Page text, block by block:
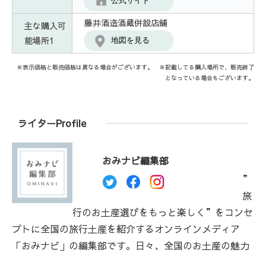
主な購入可
能場所1
藤井酒造酒蔵併設店舗
地図を見る
※表示価格と販売価格は異なる場合がございます。 ※記載してる購入場所で、販売終了
となっている場合もございます。
ライターProfile
おみナビ編集部
”
旅
行のお土産選びをもっと楽しく”をコンセ
プトに全国の旅行土産を紹介するオンラインメディア
「おみナビ」の編集部です。日々、全国のお土産の魅力